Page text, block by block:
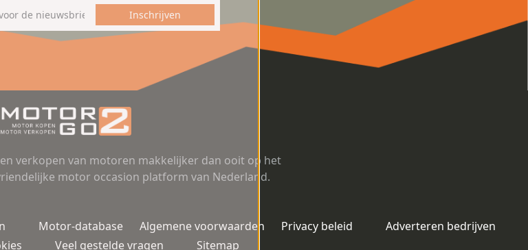
Inschrijven
verkopen van motoren makkelijker dan ooit op het
motor occasion platform van Nederland.
Motor-database Algemene voorwaarden Privacy beleid
Adverteren bedrijven
Veel gestelde vragen Sitemap